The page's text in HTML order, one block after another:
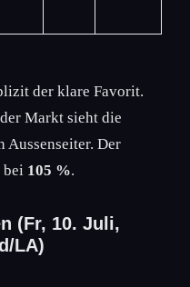
der klare Favorit.
Markt sieht die
Aussenseiter. Der
bei 105 %.
(Fr, 10. Juli,
LA)